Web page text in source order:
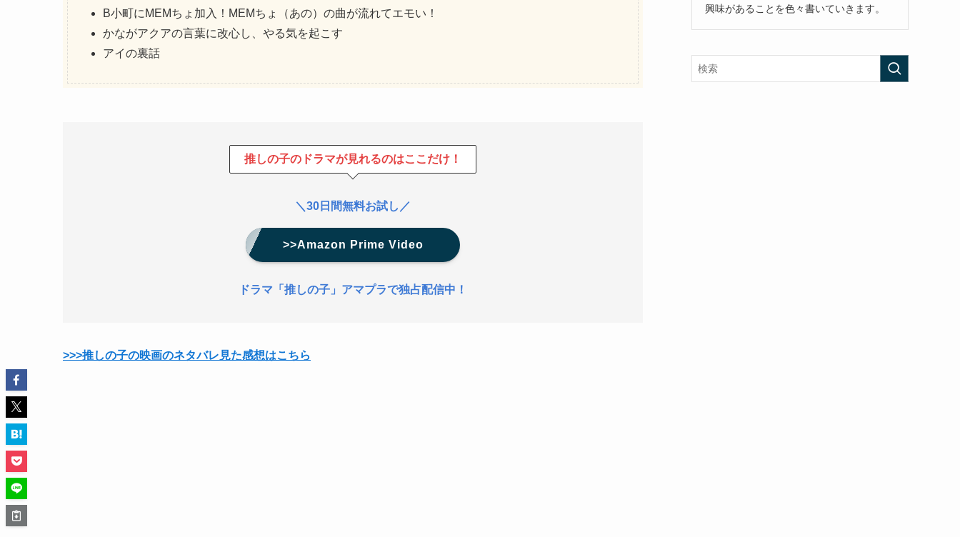
B小町にMEMちょ加入！MEMちょ（あの）の曲が流れてエモい！
かながアクアの言葉に改心し、やる気を起こす
アイの裏話
推しの子のドラマが見れるのはここだけ！
＼30日間無料お試し／
>>Amazon Prime Video
ドラマ「推しの子」アマプラで独占配信中！
>>>推しの子の映画のネタバレ見た感想はこちら
興味があることを色々書いていきます。